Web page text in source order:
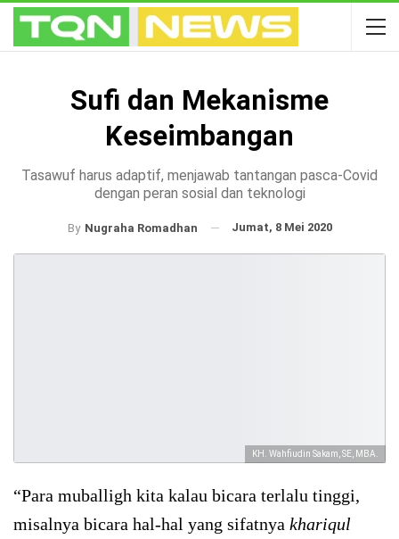
Sufi dan Mekanisme
Keseimbangan
Tasawuf harus adaptif, menjawab tantangan pasca-Covid
dengan peran sosial dan teknologi
By Nugraha Romadhan Jumat, 8 Mei 2020
KH. Wahfiudin Sakam, SE, MBA.
“Para muballigh kita kalau bicara terlalu tinggi,
misalnya bicara hal-hal yang sifatnya khariqul